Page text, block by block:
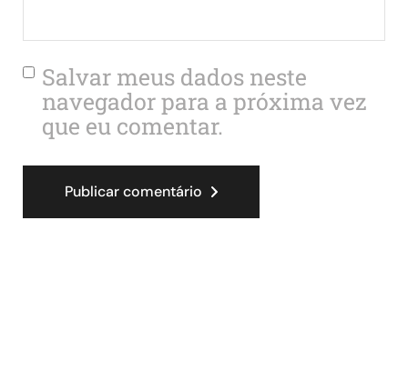
Salvar meus dados neste
navegador para a próxima vez
que eu comentar.
Publicar comentário